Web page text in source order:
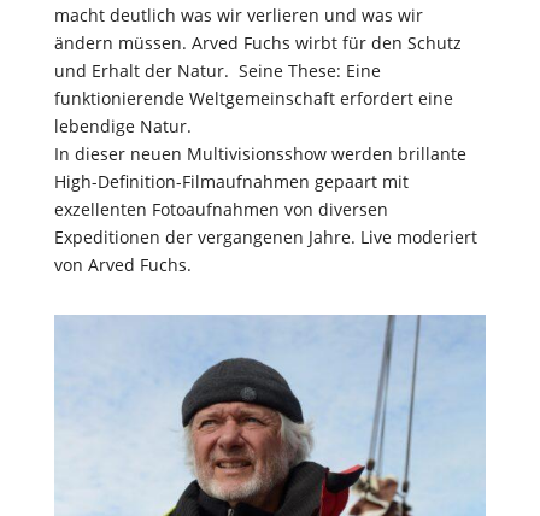
macht deutlich was wir verlieren und was wir
ändern müssen. Arved Fuchs wirbt für den Schutz
und Erhalt der Natur. Seine These: Eine
funktionierende Weltgemeinschaft erfordert eine
lebendige Natur.
In dieser neuen Multivisionsshow werden brillante
High-Definition-Filmaufnahmen gepaart mit
exzellenten Fotoaufnahmen von diversen
Expeditionen der vergangenen Jahre. Live moderiert
von Arved Fuchs.